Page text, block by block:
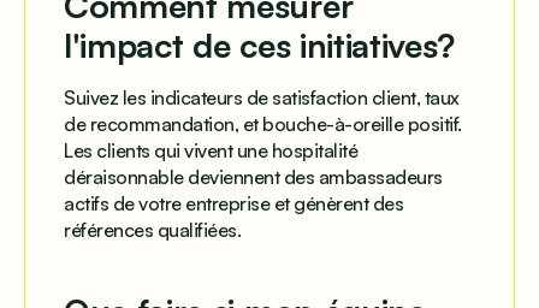
l'impact de ces initiatives?
Suivez les indicateurs de satisfaction client, taux
de recommandation, et bouche-à-oreille positif.
Les clients qui vivent une hospitalité
déraisonnable deviennent des ambassadeurs
actifs de votre entreprise et génèrent des
références qualifiées.